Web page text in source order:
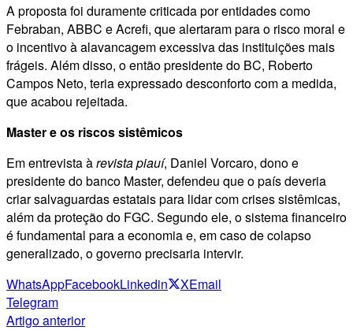
A proposta foi duramente criticada por entidades como
Febraban, ABBC e Acrefi, que alertaram para o risco moral e
o incentivo à alavancagem excessiva das instituições mais
frágeis. Além disso, o então presidente do BC, Roberto
Campos Neto, teria expressado desconforto com a medida,
que acabou rejeitada.
Master e os riscos sistêmicos
Em entrevista àrevista piauí, Daniel Vorcaro, dono e
presidente do banco Master, defendeu que o país deveria
criar salvaguardas estatais para lidar com crises sistêmicas,
além da proteção do FGC. Segundo ele, o sistema financeiro
é fundamental para a economia e, em caso de colapso
generalizado, o governo precisaria intervir.
WhatsAppFacebookLinkedin XEmail
Telegram
Artigo anterior